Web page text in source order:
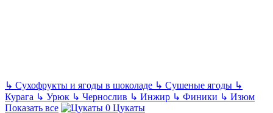
↳ Сухофрукты и ягоды в шоколаде ↳ Сушеные ягоды ↳
Курага ↳ Урюк ↳ Чернослив ↳ Инжир ↳ Финики ↳ Изюм
Показать все
Цукаты